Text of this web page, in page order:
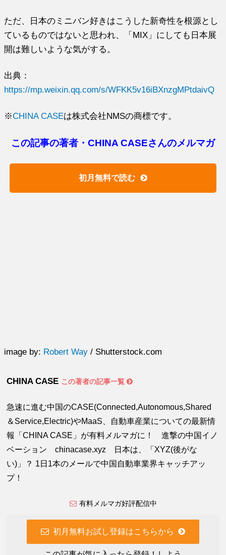
ただ、日本のミニバン好きはこうした新奇性を根源とし
ているものではないと思われ、「MIX」にしても日本展
開は難しいような気がする。
出典：
https://mp.weixin.qq.com/s/WFKK5v16iBXnzgMPtdaivQ
※CHINA CASEは株式会社NMSの商標です。
この記事の著者・CHINA CASEさんのメルマガ
初月無料で読む
image by: Robert Way / Shutterstock.com
CHINA CASE この著者の記事一覧
急速に進む中国のCASE(Connected,Autonomous,Shared
＆Service,Electric)やMaaS、自動車産業についての最新情
報「CHINA CASE」が有料メルマガに！ 進撃の中国イノ
ベーション chinacase.xyz 日本は、「XYZ(後がな
い)」？ 1日1本のメールで中国自動車業界キャッチアッ
プ！
有料メルマガ好評配信中
初月無料お試し登録はこちらから